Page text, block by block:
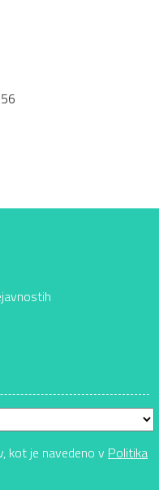
kot je navedeno v Politika